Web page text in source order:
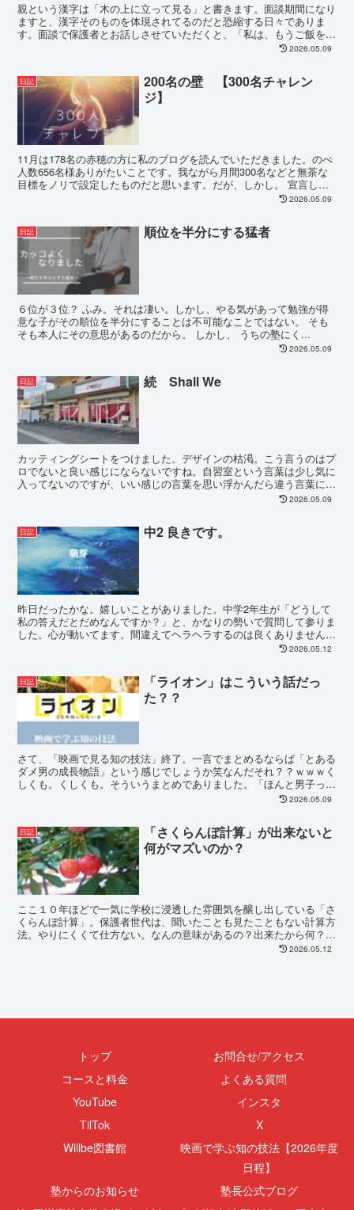
親という漢字は「木の上に立って見る」と書きます。面談期間になり
ますと、漢字そのものを体現されてるのだと恐縮する日々でありま
す。面談で保護者とお話しさせていただくと、「私は、もうご飯を作
って体調を整えてあげることしかできない」なんて言葉を聞...2026.05.09
日記
200名の壁 【300名チャレン
ジ】
11月は178名の赤穂の方に私のブログを読んでいただきました。のべ
人数656名様ありがたいことです。我ながら月間300名などと無茶な
目標をノリで設定したものだと思います。だが、しかし。 宣言して
2026.05.09
日記 順位を半分にする猛者
６位が３位？ ふみ。それは凄い。しかし、やる気があって勉強が得
意な子がその順位を半分にすることは不可能なことではない。 そも
そも本人にその意思があるのだから。 しかし、 うちの塾にく...
2026.05.09
日記 続 Shall We
カッティングシートをつけました。デザインの枯渇。こう言うのはプ
ロでないと良い感じにならないですね。自習室という言葉は少し気に
入ってないのですが、いい感じの言葉を思い浮かんだら違う言葉にし
ようと思います。「いい準備ができる部屋」↑これが良い...2026.05.09
日記 中2 良きです。
昨日だったかな。嬉しいことがありました。中学2年生が「どうして
私の答えだとだめなんですか？」と、かなりの勢いで質問して参りま
した。心が動いてます。間違えてヘラヘラするのは良くありません。
本気ならヘラヘラ出来るはずもありません。この子の点数...2026.05.12
日記
「ライオン」はこういう話だっ
た？？
さて、「映画で見る知の技法」終了。一言でまとめるならば「とある
ダメ男の成長物語」という感じでしょうか笑なんだそれ？？ｗｗｗく
しくも。くしくも。そういうまとめでありました。「ほんと男子って
笑」いやいや。ほぼ関係ないですよ。たまたまです。でも...2026.05.09
日記
「さくらんぼ計算」が出来ないと
何がマズいのか？
ここ１０年ほどで一気に学校に浸透した雰囲気を醸し出している「さ
くらんぼ計算」。保護者世代は、聞いたことも見たこともない計算方
法。やりにくくて仕方ない。なんの意味があるの？出来たから何？塾
の先生もしらない計算方法。今日は、親からすれば得体の...2026.05.12
トップ
お問合せ/アクセス
コースと料金
よくある質問
YouTube
インスタ
TilTok
X
Willbe図書館
映画で学ぶ知の技法【2026年度
日程】
塾からのお知らせ
塾長公式ブログ